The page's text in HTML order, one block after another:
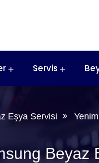
Servis
Eşya Servisi
Beyaz